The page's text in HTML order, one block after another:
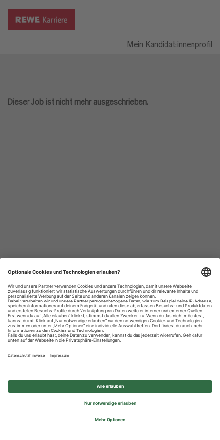
Mein Kandidat:innenprofil
Dieser Job ist nicht mehr ausgeschrieben.
Datenschutzhinweise
Impressum
Privatsphäre-Einstellungen
© 2026 REWE Group - All rights reserved